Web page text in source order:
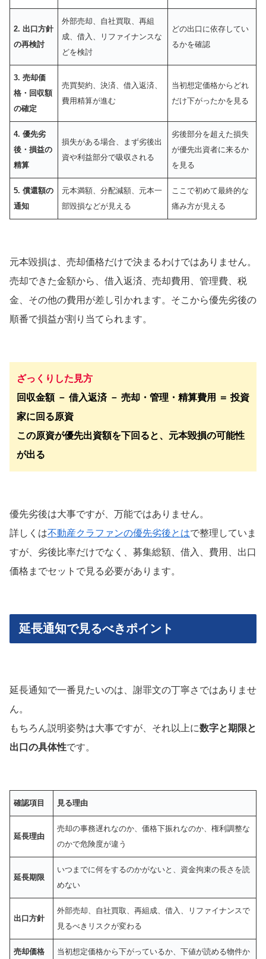
2. 出口方針
の再検討
外部売却、自社買取、再組
成、借入、リファイナンスな
どを検討
どの出口に依存してい
るかを確認
3. 売却価
格・回収額
の確定
売買契約、決済、借入返済、
費用精算が進む
当初想定価格からどれ
だけ下がったかを見る
4. 優先劣
後・損益の
精算
損失がある場合、まず劣後出
資や利益部分で吸収される
劣後部分を超えた損失
が優先出資者に来るか
を見る
5. 償還額の
通知
元本満額、分配減額、元本一
部毀損などが見える
ここで初めて最終的な
痛み方が見える
元本毀損は、売却価格だけで決まるわけではありません。
売却できた金額から、借入返済、売却費用、管理費、税
金、その他の費用が差し引かれます。そこから優先劣後の
順番で損益が割り当てられます。
ざっくりした見方
回収金額 － 借入返済 － 売却・管理・精算費用 ＝ 投資
家に回る原資
この原資が優先出資額を下回ると、元本毀損の可能性
が出る
優先劣後は大事ですが、万能ではありません。
詳しくは不動産クラファンの優先劣後とはで整理していま
すが、劣後比率だけでなく、募集総額、借入、費用、出口
価格までセットで見る必要があります。
延長通知で見るべきポイント
延長通知で一番見たいのは、謝罪文の丁寧さではありませ
ん。
もちろん説明姿勢は大事ですが、それ以上に数字と期限と
出口の具体性です。
確認項目 見る理由
延長理由
売却の事務遅れなのか、価格下振れなのか、権利調整な
のかで危険度が違う
延長期限
いつまでに何をするのかがないと、資金拘束の長さを読
めない
出口方針
外部売却、自社買取、再組成、借入、リファイナンスで
見るべきリスクが変わる
売却価格
当初想定価格から下がっているか、下値が読める物件か